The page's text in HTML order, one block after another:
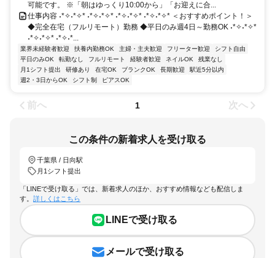
可能です。 ※「朝はゆっくり10:00から」「お迎えに合...
仕事内容 ˖*✧˖*✧* ˖*✧˖*✧* ˖*✧˖*✧* ˖*✧˖*✧* ＜おすすめポイント！＞
◆完全在宅（フルリモート）勤務 ◆平日のみ週4日～勤務OK ˖*✧˖*✧*
˖*✧˖*✧* ˖*✧˖*...
業界未経験者歓迎 扶養内勤務OK 主婦・主夫歓迎 フリーター歓迎
シフト自由
平日のみOK
転勤なし フルリモート 経験者歓迎 ネイルOK
残業なし
月1シフト提出
研修あり 在宅OK ブランクOK 長期歓迎
駅近5分以内
週2・3日からOK
シフト制 ピアスOK
前へ 1 次へ
この条件の新着求人を受け取る
千葉県 / 日向駅
月1シフト提出
「LINEで受け取る」では、新着求人のほか、おすすめ情報なども配信しま
す。 詳しくはこちら
LINEで受け取る
メールで受け取る